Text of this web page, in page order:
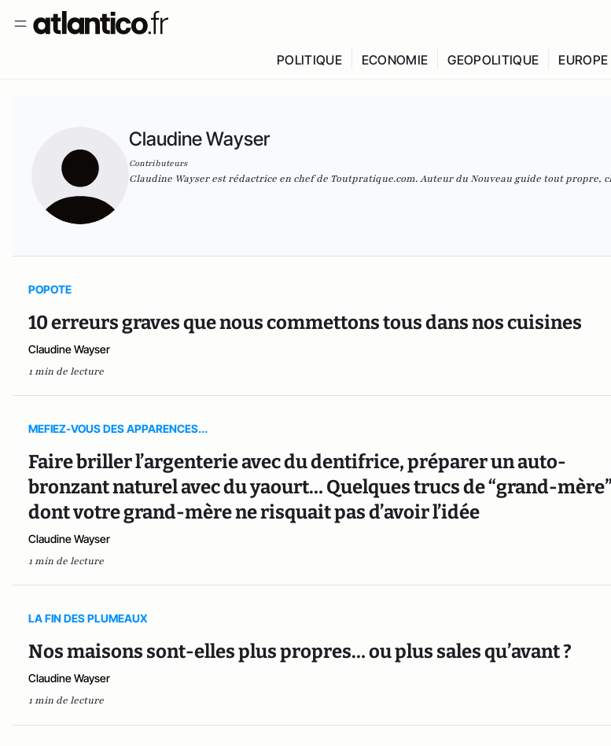
POLITIQUE ECONOMIE GEOPOLITIQUE EUROPE
Claudine Wayser
Contributeurs
Claudine Wayser est rédactrice en chef de Toutpratique.com. Auteur duNouveau guide tout propre,
POPOTE
10 erreurs graves que nous commettons tous dans nos cuisines
Claudine Wayser
1 min de lecture
MEFIEZ-VOUS DES APPARENCES...
Faire briller l’argenterie avec du dentifrice, préparer un auto-
bronzant naturel avec du yaourt… Quelques trucs de “grand-
dont votre grand-mère ne risquait pas d’avoir l’idée
Claudine Wayser
1 min de lecture
LA FIN DES PLUMEAUX
Nos maisons sont-elles plus propres… ou plus sales qu’avant ?
Claudine Wayser
1 min de lecture